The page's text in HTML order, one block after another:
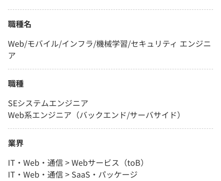
職種名
Web/モバイル/インフラ/機械学習/セキュリティ エンジニ
ア
職種
SEシステムエンジニア
Web系エンジニア（バックエンド/サーバサイド）
業界
IT・Web・通信 > Webサービス（toB）
IT・Web・通信 > SaaS・パッケージ